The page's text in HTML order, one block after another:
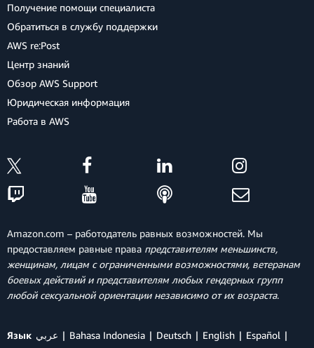
Получение помощи специалиста
Обратиться в службу поддержки
AWS re:Post
Центр знаний
Обзор AWS Support
Юридическая информация
Работа в AWS
Amazon.com – работодатель равных возможностей. Мы
предоставляем равные права представителям меньшинств,
женщинам, лицам с ограниченными возможностями, ветеранам
боевых действий и представителям любых гендерных групп
любой сексуальной ориентации независимо от их возраста.
Язык عربي Bahasa Indonesia Deutsch English
Español